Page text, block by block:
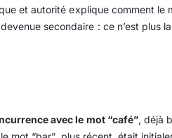
et autorité explique comment
secondaire : ce n’est plus la
avec le mot “café”, déjà